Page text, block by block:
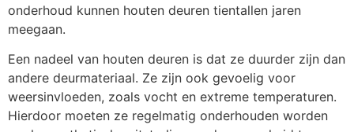
onderhoud kunnen houten deuren tientallen jaren
meegaan.
Een nadeel van houten deuren is dat ze duurder zijn dan
andere deurmateriaal. Ze zijn ook gevoelig voor
weersinvloeden, zoals vocht en extreme temperaturen.
Hierdoor moeten ze regelmatig onderhouden worden